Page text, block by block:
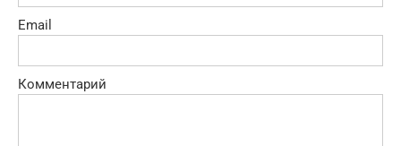
Email
Комментарий